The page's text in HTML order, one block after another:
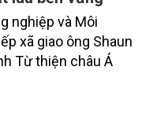
nguồn lực mở
lúa bền vững
nghiệp và Môi
xã giao ông Shaun
Từ thiện châu Á